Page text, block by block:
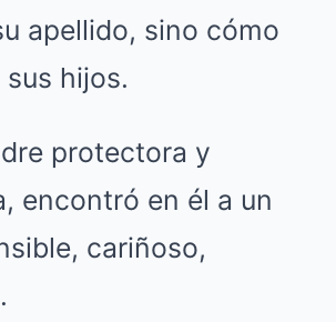
apellido, sino cómo
hijos.
protectora y
encontró en él a un
cariñoso,